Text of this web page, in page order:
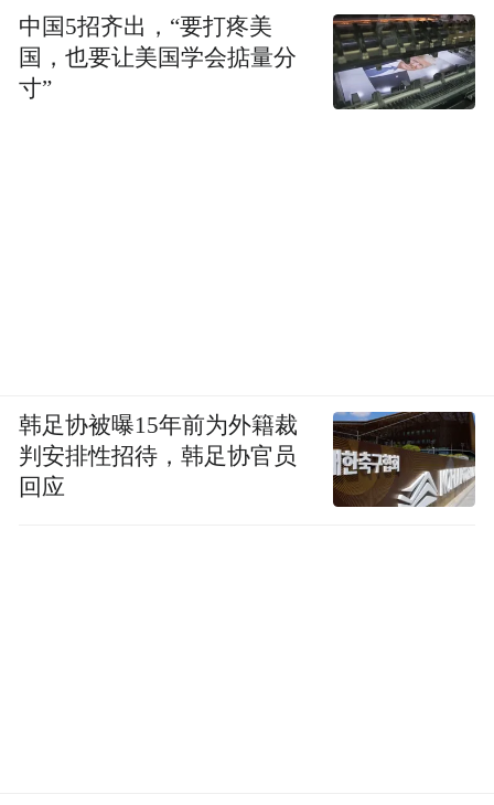
中国5招齐出，“要打疼美
国，也要让美国学会掂量分
寸”
韩足协被曝15年前为外籍裁
判安排性招待，韩足协官员
回应